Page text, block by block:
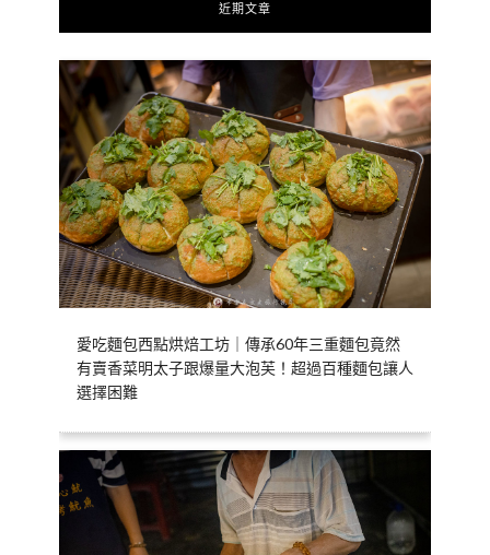
近期文章
愛吃麵包西點烘焙工坊｜傳承60年三重麵包竟然
有賣香菜明太子跟爆量大泡芙！超過百種麵包讓人
選擇困難